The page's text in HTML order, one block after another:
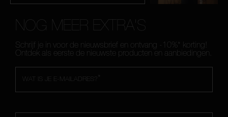
NOG MEER EXTRA'S
Schrijf je in voor de nieuwsbrief en ontvang -10%* korting!
Ontdek als eerste de nieuwste producten en aanbiedingen.
*
WAT IS JE E-MAILADRES?